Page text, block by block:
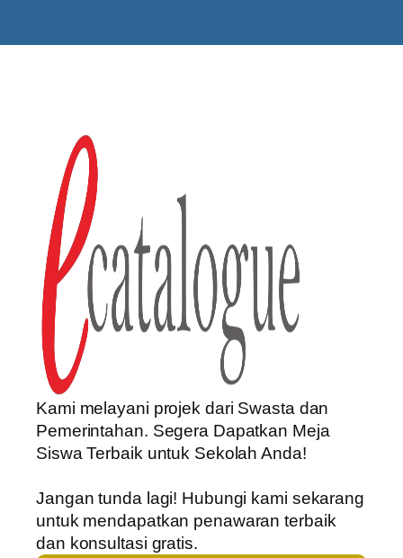
Kami melayani projek dari Swasta dan
Pemerintahan. Segera Dapatkan Meja
Siswa Terbaik untuk Sekolah Anda!
Jangan tunda lagi! Hubungi kami sekarang
untuk mendapatkan penawaran terbaik
dan konsultasi gratis.